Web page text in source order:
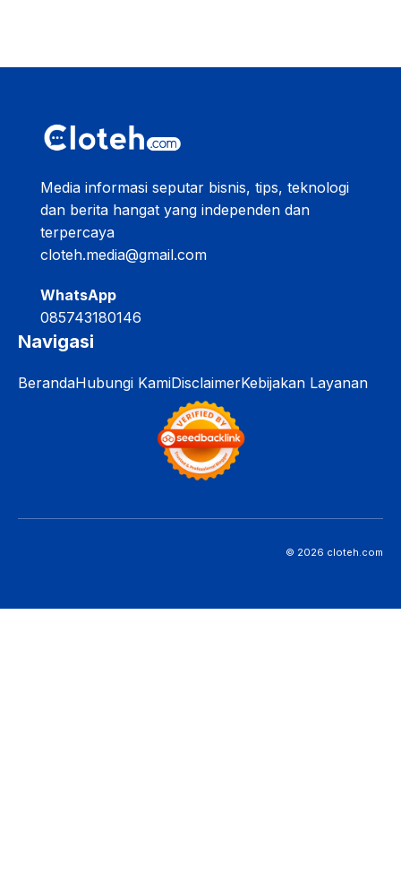
Media informasi seputar bisnis, tips, teknologi
dan berita hangat yang independen dan
terpercaya
cloteh.media@gmail.com
WhatsApp
085743180146
Navigasi
BerandaHubungi KamiDisclaimerKebijakan Layanan
© 2026 cloteh.com